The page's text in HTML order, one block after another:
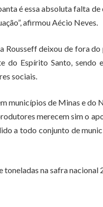
é essa absoluta falta
afirmou Aécio Neves.
Rousseff deixou de fora
Espírito Santo, sendo
sociais.
municípios de Minas e do
merecem sim o
a todo conjunto de
na safra